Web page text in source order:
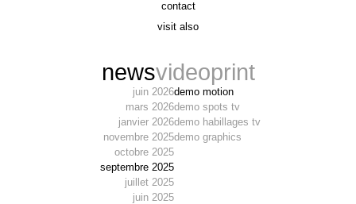
contact
t. 06 09 56 46 73
visit also
newsvideoprint
juin 2026
mars 2026
janvier 2026
novembre 2025
octobre 2025
septembre 2025
juillet 2025
juin 2025
demo motion
demo spots tv
demo habillages tv
demo graphics